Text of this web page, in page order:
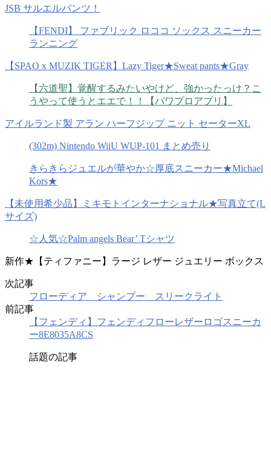
JSB サルエルパンツ！
【FENDI】 ファブリック ロココ ソックス スニーカー
ランニング
【SPAO x MUZIK TIGER】Lazy Tiger★Sweat pants★Gray
【六道聖】覚醒するみたいやけど、強かったっけ？こ
うやって使うとエエで！！【パワプロアプリ】
アイルランド製 アラン ハーフジップ ニット セーターXL
(302m) Nintendo WiiU WUP-101 まとめ売り
きらきらジュエルが華やか☆厚底スニーカー★Michael
Kors★
【未使用希少品】ミキモトインターナショナル★写真立て(L
サイズ)
☆人気☆Palm angels Bear’ Tシャツ
新作★【ティファニー】ラージ レザー ジュエリー ボックス
次記事
フローディア シャンプー スリークライト
前記事
【フェンディ】フェンディフローレザーロゴスニーカ
ー8E8035A8CS
話題の記事